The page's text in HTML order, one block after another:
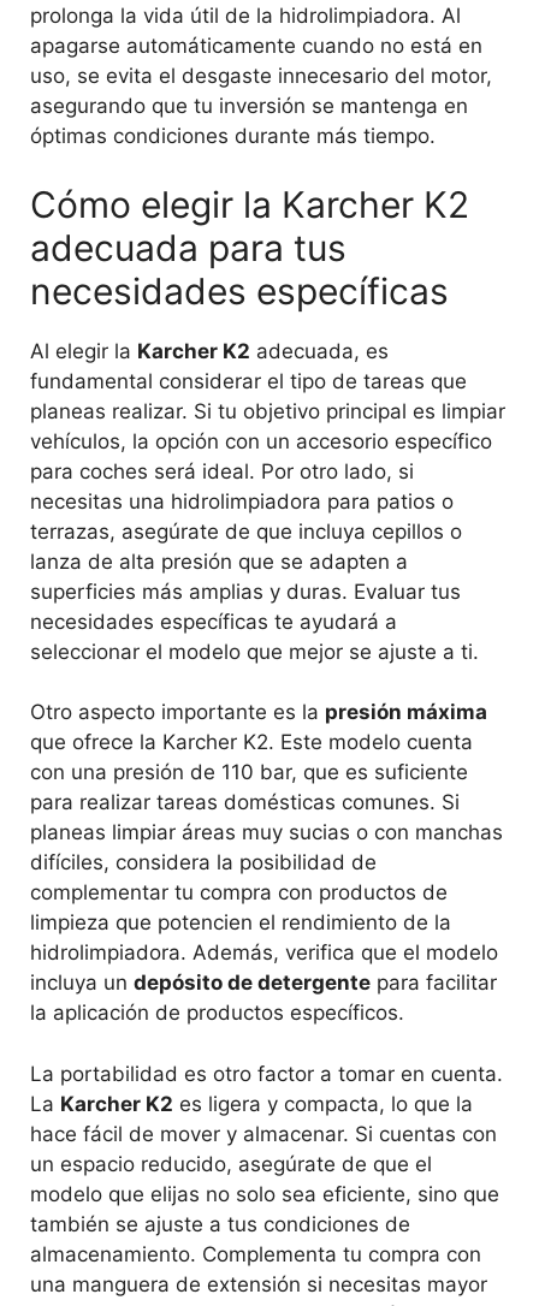
prolonga la vida útil de la hidrolimpiadora. Al
apagarse automáticamente cuando no está en
uso, se evita el desgaste innecesario del motor,
asegurando que tu inversión se mantenga en
óptimas condiciones durante más tiempo.
Cómo elegir la Karcher K2
adecuada para tus
necesidades específicas
Al elegir la Karcher K2 adecuada, es
fundamental considerar el tipo de tareas que
planeas realizar. Si tu objetivo principal es limpiar
vehículos, la opción con un accesorio específico
para coches será ideal. Por otro lado, si
necesitas una hidrolimpiadora para patios o
terrazas, asegúrate de que incluya cepillos o
lanza de alta presión que se adapten a
superficies más amplias y duras. Evaluar tus
necesidades específicas te ayudará a
seleccionar el modelo que mejor se ajuste a ti.
Otro aspecto importante es la presión máxima
que ofrece la Karcher K2. Este modelo cuenta
con una presión de 110 bar, que es suficiente
para realizar tareas domésticas comunes. Si
planeas limpiar áreas muy sucias o con manchas
difíciles, considera la posibilidad de
complementar tu compra con productos de
limpieza que potencien el rendimiento de la
hidrolimpiadora. Además, verifica que el modelo
incluya un depósito de detergente para facilitar
la aplicación de productos específicos.
La portabilidad es otro factor a tomar en cuenta.
La Karcher K2 es ligera y compacta, lo que la
hace fácil de mover y almacenar. Si cuentas con
un espacio reducido, asegúrate de que el
modelo que elijas no solo sea eficiente, sino que
también se ajuste a tus condiciones de
almacenamiento. Complementa tu compra con
una manguera de extensión si necesitas mayor